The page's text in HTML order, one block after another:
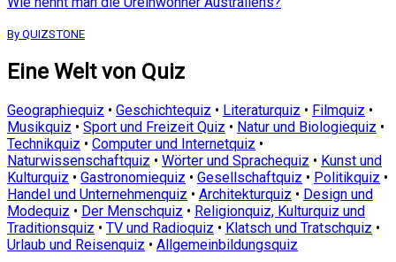
By QUIZSTONE
Eine Welt von Quiz
Geographiequiz • Geschichtequiz • Literaturquiz • Filmquiz •
Musikquiz • Sport und Freizeit Quiz • Natur und Biologiequiz •
Technikquiz • Computer und Internetquiz •
Naturwissenschaftquiz • Wörter und Sprachequiz • Kunst und
Kulturquiz • Gastronomiequiz • Gesellschaftquiz • Politikquiz •
Handel und Unternehmenquiz • Architekturquiz • Design und
Modequiz • Der Menschquiz • Religionquiz, Kulturquiz und
Traditionsquiz • TV und Radioquiz • Klatsch und Tratschquiz •
Urlaub und Reisenquiz • Allgemeinbildungsquiz